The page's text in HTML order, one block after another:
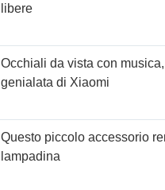
libere
Occhiali da vista con
genialata di Xiaomi
Questo piccolo accessorio
lampadina